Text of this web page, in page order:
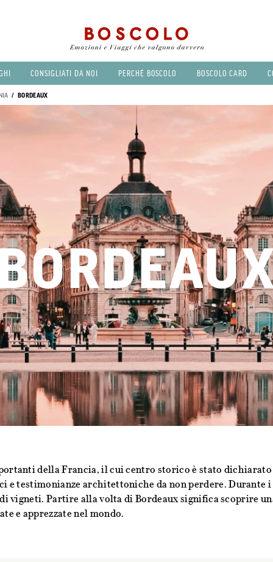
CONSIGLIATI DA NOI PERCHÉ BOSCOLO BOSCOLO CARD
BORDEAUX
della Francia, il cui centro storico è stato
e testimonianze architettoniche da non perdere. Durante
vigneti. Partire alla volta di Bordeaux significa scoprire
e apprezzate nel mondo.